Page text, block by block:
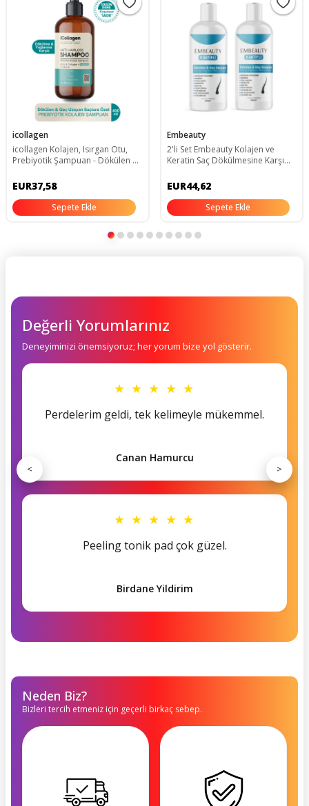
icollagen
icollagen Kolajen, Isırgan Otu,
Prebiyotik Şampuan - Dökülen Ve
EUR37,58
Sepete Ekle
Embeauty
2'li Set Embeauty Kolajen ve
Keratin Saç Dökülmesine Karşı
Onarıcı Besleyici Şampuan 2 x
400 ml
EUR44,62
Sepete Ekle
Değerli Yorumlarınız
Deneyiminizi önemsiyoruz; her yorum bize yol gösterir.
★ ★ ★ ★ ★
Perdelerim geldi, tek kelimeyle mükemmel.
Canan Hamurcu
★ ★ ★ ★ ★
Peeling tonik pad çok güzel.
Birdane Yildirim
< >
Neden Biz?
Bizleri tercih etmeniz için geçerli birkaç sebep.